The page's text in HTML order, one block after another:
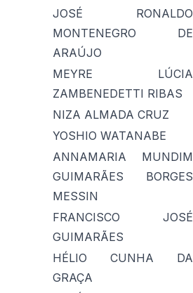
JOSÉ RONALDO
MONTENEGRO DE
ARAÚJO
MEYRE LÚCIA
ZAMBENEDETTI RIBAS
NIZA ALMADA CRUZ
YOSHIO WATANABE
ANNAMARIA MUNDIM
GUIMARÃES BORGES
MESSIN
FRANCISCO JOSÉ
GUIMARÃES
HÉLIO CUNHA DA
GRAÇA